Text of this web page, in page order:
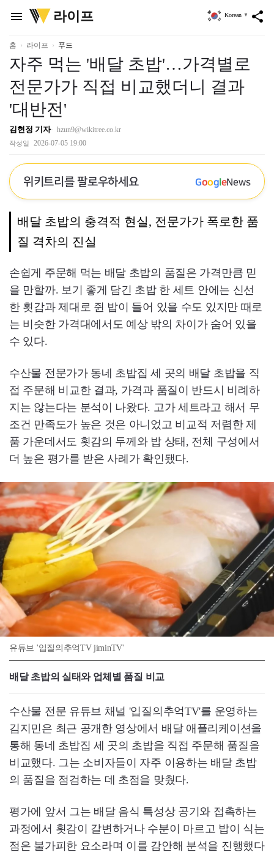
menu
위
키
리
라이프 share
Korean ▼
홈 라이프 푸드
자주 먹는 '배달 초밥'…가격별로
전문가가 직접 비교했더니 결과
'대반전'
김현정 기자 hzun9@wikitree.co.kr
작성일 2026-07-05 19:00
위키트리를 팔로우하세요 GoogleNews
배달 초밥의 충격적 현실, 전문가가 폭로한 품
질 격차의 진실
손쉽게 주문해 먹는 배달 초밥의 품질은 가격만큼 믿
을 만할까. 보기 좋게 담긴 초밥 한 세트 안에는 신선
한 횟감과 제대로 쥔 밥이 들어 있을 수도 있지만 때로
는 비슷한 가격대에서도 예상 밖의 차이가 숨어 있을
수 있다.
수산물 전문가가 동네 초밥집 세 곳의 배달 초밥을 직
접 주문해 비교한 결과, 가격과 품질이 반드시 비례하
지는 않는다는 분석이 나왔다. 고가 세트라고 해서 무
조건 만족도가 높은 것은 아니었고 비교적 저렴한 제
품 가운데서도 횟감의 두께와 밥 상태, 전체 구성에서
더 높은 평가를 받은 사례가 확인됐다.
유튜브 '입질의추억TV jiminTV'
배달 초밥의 실태와 업체별 품질 비교
수산물 전문 유튜브 채널 '입질의추억TV'를 운영하는
김지민은 최근 공개한 영상에서 배달 애플리케이션을
통해 동네 초밥집 세 곳의 초밥을 직접 주문해 품질을
비교했다. 그는 소비자들이 자주 이용하는 배달 초밥
의 품질을 점검하는 데 초점을 맞췄다.
평가에 앞서 그는 배달 음식 특성상 공기와 접촉하는
과정에서 횟감이 갈변하거나 수분이 마르고 밥이 식는
점은 불가피한 요소라며 이를 감안해 분석을 진행했다